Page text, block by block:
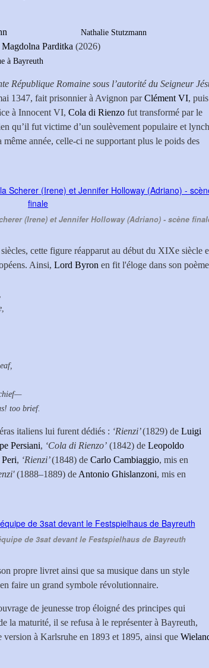
Nathalie Stutzmann
Parditka (2026)
à Bayreuth
République Romaine sous l’autorité du Seigneur
1347, fait prisonnier à Avignon parClément VI, puis
à Innocent VI, Cola di Rienzo fut transformé par le
qu’il fut victime d’un soulèvement populaire et
année, celle-ci ne supportant plus le poids des
(Irene) et Jennifer Holloway (Adriano) - scène
cette figure réapparut au début du XIXe siècle
Ainsi, Lord Byron en fit l'éloge dans son poème
too brief.
italiens lui furent dédiés : ‘Rienzi’(1829) de Luigi
Persiani, ‘Cola di Rienzo’ (1842) de Leopoldo
, ‘Rienzi’(1848) de Carlo Cambiaggio, mis en
(1888–1889) de Antonio Ghislanzoni, mis en
de 3sat devant le Festspielhaus de Bayreuth
propre livret ainsi que sa musique dans un style
faire un grand symbole révolutionnaire.
de jeunesse trop éloigné des principes qui
la maturité, il se refusa à le représenter à Bayreuth,
à Karlsruhe en 1893 et 1895, ainsi que